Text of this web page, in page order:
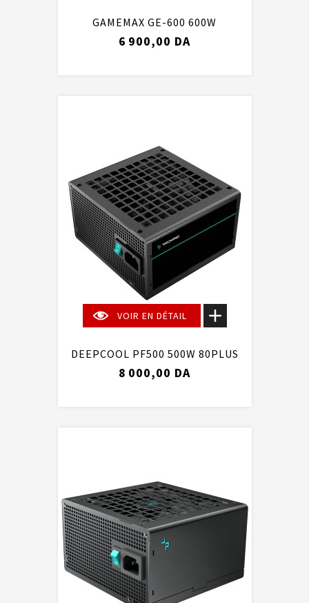
GAMEMAX GE-600 600W
6 900,00 DA
VOIR EN DÉTAIL
DEEPCOOL PF500 500W 80PLUS
8 000,00 DA